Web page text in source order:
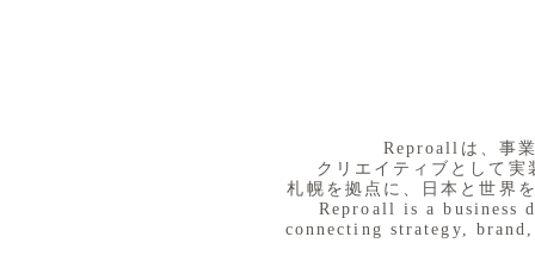
​Reproallは、事
クリエイティブとして
札幌を拠点に、日本と世界
Reproall is a business
connecting strategy,